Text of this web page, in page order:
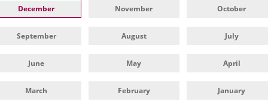
December November October
September August July
June May April
March February January